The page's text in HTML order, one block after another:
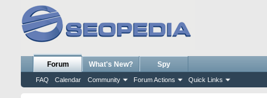
Forum
FAQ Calendar Community Forum Actions Quick Links
What's New? Spy